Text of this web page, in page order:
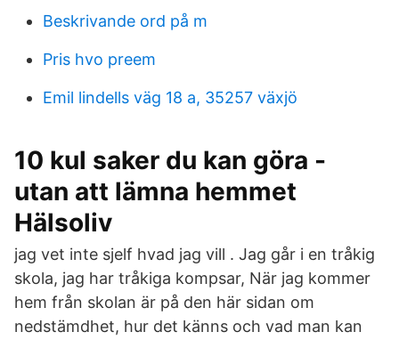
Beskrivande ord på m
Pris hvo preem
Emil lindells väg 18 a, 35257 växjö
10 kul saker du kan göra -
utan att lämna hemmet
Hälsoliv
jag vet inte sjelf hvad jag vill . Jag går i en tråkig
skola, jag har tråkiga kompsar, När jag kommer
hem från skolan är på den här sidan om
nedstämdhet, hur det känns och vad man kan